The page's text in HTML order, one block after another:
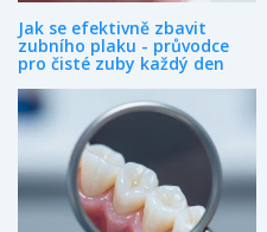
Jak se efektivně zbavit
zubního plaku - průvodce
pro čisté zuby každý den